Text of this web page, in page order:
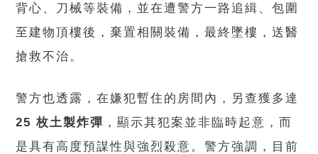
背心、刀械等裝備，並在遭警方一路追緝、包圍
至建物頂樓後，棄置相關裝備，最終墜樓，送醫
搶救不治。
警方也透露，在嫌犯暫住的房間內，另查獲多達
25枚土製炸彈 ，顯示其犯案並非臨時起意，而
是具有高度預謀性與強烈殺意。警方強調，目前